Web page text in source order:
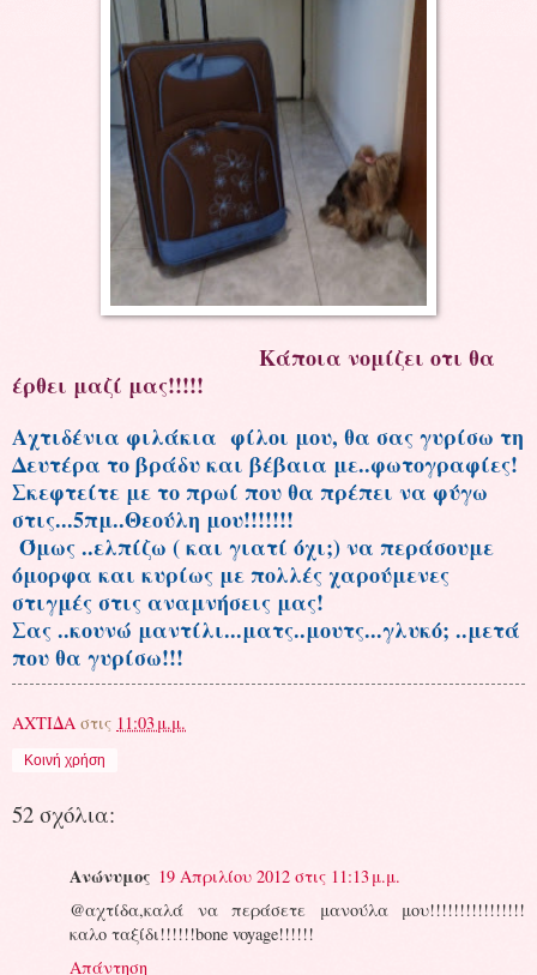
Κάποια νομίζει οτι θα
έρθει μαζί μας!!!!!
Αχτιδένια φιλάκια φίλοι μου, θα σας γυρίσω τη
Δευτέρα το βράδυ και βέβαια με..φωτογραφίες!
Σκεφτείτε με το πρωί που θα πρέπει να φύγω
στις...5πμ..Θεούλη μου!!!!!!!
Όμως ..ελπίζω ( και γιατί όχι;) να περάσουμε
όμορφα και κυρίως με πολλές χαρούμενες
στιγμές στις αναμνήσεις μας!
Σας ..κουνώ μαντίλι...ματς..μουτς...γλυκό; ..μετά
που θα γυρίσω!!!
ΑΧΤΙΔΑ στις 11:03 μ.μ.
Κοινή χρήση
52 σχόλια:
Ανώνυμος 19 Απριλίου 2012 στις 11:13 μ.μ.
@αχτίδα,καλά να περάσετε μανούλα μου!!!!!!!!!!!!!!!!
καλο ταξίδι!!!!!!bone voyage!!!!!!
Απάντηση